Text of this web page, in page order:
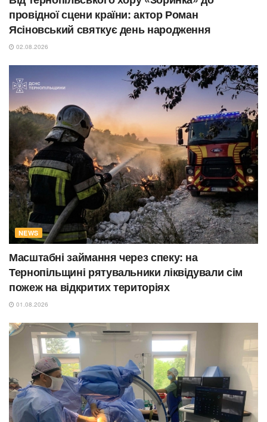
провідної сцени країни: актор Роман
Ясіновський святкує день народження
02.08.2026
NEWS
Масштабні займання через спеку: на
Тернопільщині рятувальники ліквідували сім
пожеж на відкритих територіях
01.08.2026